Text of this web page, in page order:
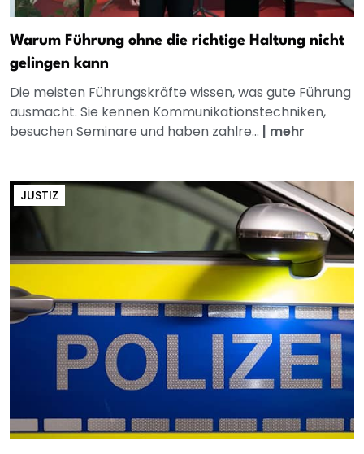
Warum Führung ohne die richtige Haltung nicht
gelingen kann
Die meisten Führungskräfte wissen, was gute Führung
ausmacht. Sie kennen Kommunikationstechniken,
besuchen Seminare und haben zahlre... | mehr
JUSTIZ